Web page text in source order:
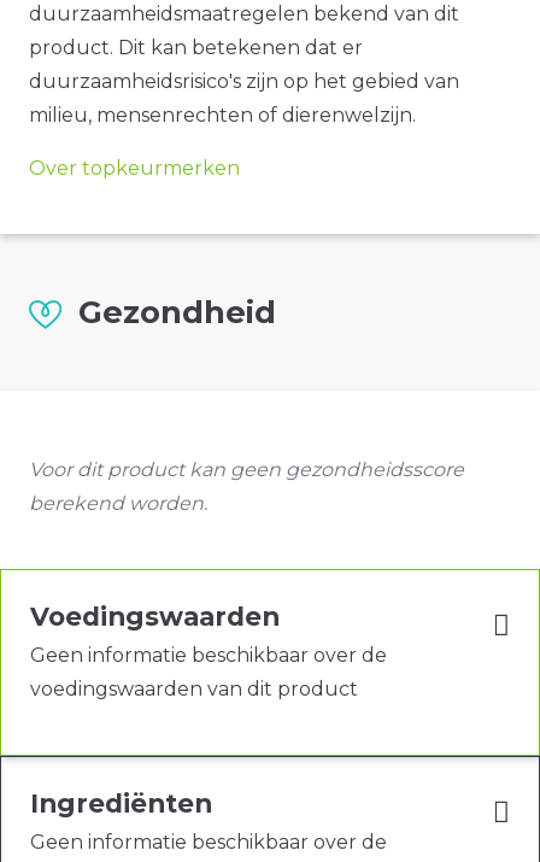
duurzaamheidsmaatregelen bekend van dit
product. Dit kan betekenen dat er
duurzaamheidsrisico's zijn op het gebied van
milieu, mensenrechten of dierenwelzijn.
Over topkeurmerken
Gezondheid
Voor dit product kan geen gezondheidsscore
berekend worden.
Voedingswaarden
Geen informatie beschikbaar over de
voedingswaarden van dit product
Ingrediënten
Geen informatie beschikbaar over de